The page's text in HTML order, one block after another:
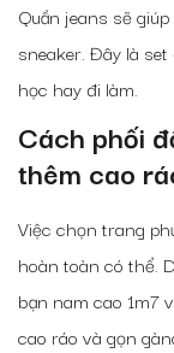
Quần jeans sẽ
sneaker. Đây là
học hay đi làm.
Cách phối
thêm cao
Việc chọn trang
hoàn toàn có thể.
bạn nam cao 1m7
cao ráo và gọn